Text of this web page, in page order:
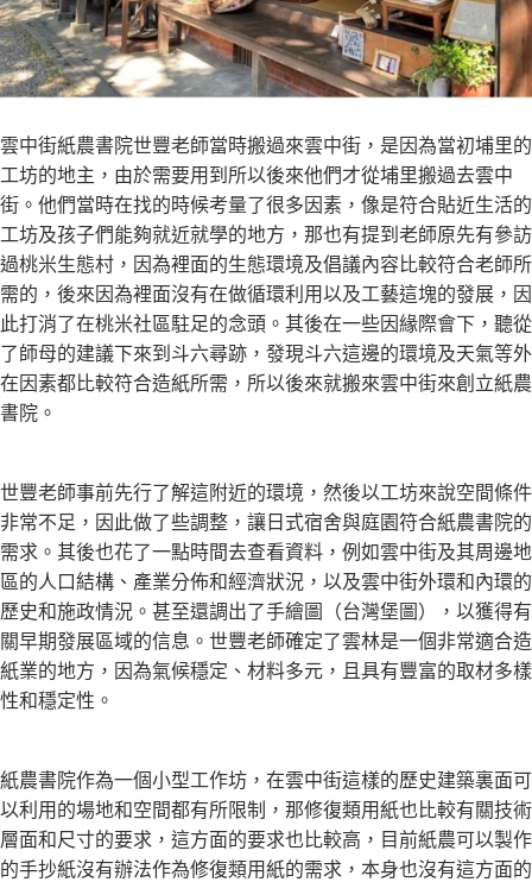
雲中街紙農書院世豐老師當時搬過來雲中街，是因為當初埔里的
工坊的地主，由於需要用到所以後來他們才從埔里搬過去雲中
街。他們當時在找的時候考量了很多因素，像是符合貼近生活的
工坊及孩子們能夠就近就學的地方，那也有提到老師原先有參訪
過桃米生態村，因為裡面的生態環境及倡議內容比較符合老師所
需的，後來因為裡面沒有在做循環利用以及工藝這塊的發展，因
此打消了在桃米社區駐足的念頭。其後在一些因緣際會下，聽從
了師母的建議下來到斗六尋跡，發現斗六這邊的環境及天氣等外
在因素都比較符合造紙所需，所以後來就搬來雲中街來創立紙農
書院。
世豐老師事前先行了解這附近的環境，然後以工坊來說空間條件
非常不足，因此做了些調整，讓日式宿舍與庭園符合紙農書院的
需求。其後也花了一點時間去查看資料，例如雲中街及其周邊地
區的人口結構、產業分佈和經濟狀況，以及雲中街外環和內環的
歷史和施政情況。甚至還調出了手繪圖（台灣堡圖），以獲得有
關早期發展區域的信息。世豐老師確定了雲林是一個非常適合造
紙業的地方，因為氣候穩定、材料多元，且具有豐富的取材多樣
性和穩定性。
紙農書院作為一個小型工作坊，在雲中街這樣的歷史建築裏面可
以利用的場地和空間都有所限制，那修復類用紙也比較有關技術
層面和尺寸的要求，這方面的要求也比較高，目前紙農可以製作
的手抄紙沒有辦法作為修復類用紙的需求，本身也沒有這方面的